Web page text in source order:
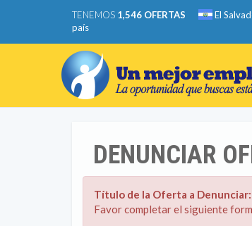
TENEMOS 1,546 OFERTAS El
país
DENUNCIAR
Título de la Oferta a Denunciar:
Favor completar el siguiente